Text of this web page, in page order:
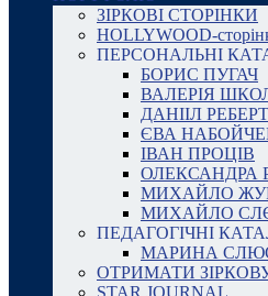
ЗІРКОВІ СТОРІНКИ
HOLLYWOOD-
ПЕРСОНАЛЬНІ
БОРИС ПУГАЧ
ВАЛЕРІЯ
ДАНІІЛ РЕБЕРТ
ЄВА
ІВАН ПРОЦІВ
ОЛЕКСАНДРА
МИХАЙЛО
МИХАЙЛО
ПЕДАГОГІЧНІ
МАРИНА
ОТРИМАТИ
STAR JOURNAL